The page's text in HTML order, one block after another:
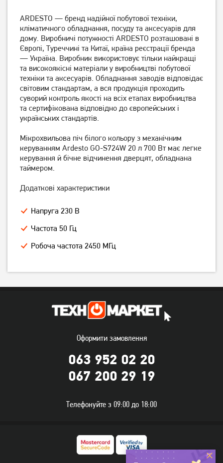
Мікрохвильова піч LG MS
2042 DB
4 499грн
4 199грн
Мікрохвильова піч LG MS
2042 DY
4 199грн
Мікрохвильова піч
Samsung MS23K3614AK
Мікрохвильова піч Gorenje
Мікрохвильова піч Gorenje
3 099
ARDESTO — бренд надійної побутової техніки,
кліматичного обладнання, посуду та аксесуарів для
дому. Виробничі потужності ARDESTO розташовані в
Європі, Туреччині та Китаї, країна реєстрації бренда
— Україна. Виробник використовує тільки найкращі
та високоякісні матеріали у виробництві побутової
техніки та аксесуарів. Обладнання заводів відповідає
світовим стандартам, а вся продукція проходить
суворий контроль якості на всіх етапах виробництва
та сертифікована відповідно до європейських і
українських стандартів.
Мікрохвильова піч білого кольору з механічним
керуванням Ardesto GO-S724W 20 л 700 Вт має легке
керування й бічне відчинення дверцят, обладнана
таймером.
Додаткові характеристики
Напруга 230 В
Частота 50 Гц
Робоча частота 2450 МГц
Оформити замовлення
063 952 02 20
067 200 29 19
Телефонуйте з 09:00 до 18:00